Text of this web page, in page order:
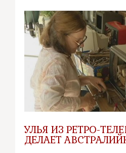
мёда
(видео)
УЛЬЯ ИЗ РЕТРО-
ДЕЛАЕТ